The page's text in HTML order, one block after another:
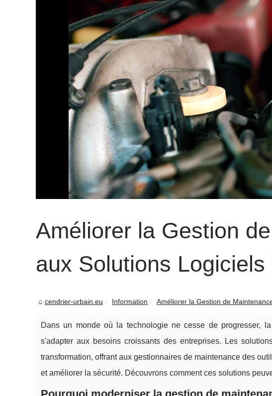
Améliorer la Gestion
aux Solutions
cendrier-urbain.eu Information Améliorer la Gestion de
Dans un monde où la technologie ne cesse de progresser,
s'adapter aux besoins croissants des entreprises. Les
transformation, offrant aux gestionnaires de maintenance des
et améliorer la sécurité. Découvrons comment ces solutions